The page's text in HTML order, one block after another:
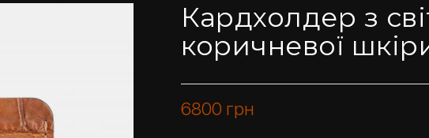
Кардхолдер з
коричневої
6800 грн